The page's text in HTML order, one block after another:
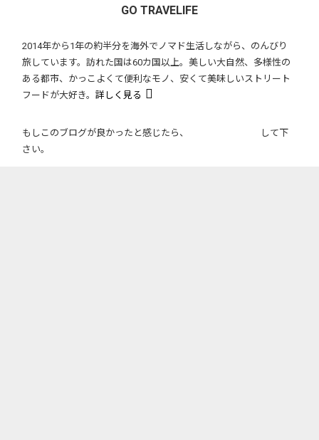
GO TRAVELIFE
2014年から1年の約半分を海外でノマド生活しながら、のんびり
旅しています。訪れた国は60カ国以上。美しい大自然、多様性の
ある都市、かっこよくて便利なモノ、安くて美味しいストリート
フードが大好き。詳しく見る
もしこのブログが良かったと感じたら、
して下
さい。